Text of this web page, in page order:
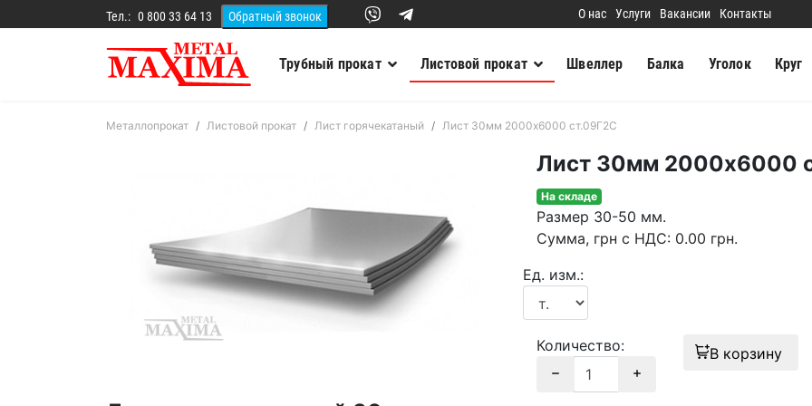
Тел.: 0 800 33 64 13 О нас Услуги Вакансии Контакты
Трубный прокат Листовой прокат Швеллер Балка Уголок Круг
Металлопрокат Листовой прокат Лист горячекатаный Лист 30мм 2000х6000 ст.09Г2С
Лист 30мм 2000х6000
На складе
Размер 30-50 мм.
Сумма, грн с НДС: 0.00 грн.
Ед. изм.:
Количество: В корзину